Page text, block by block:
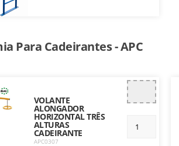
Para Cadeirantes - APC
VOLANTE
ALONGADOR
HORIZONTAL TRÊS
ALTURAS
CADEIRANTE
APC0307